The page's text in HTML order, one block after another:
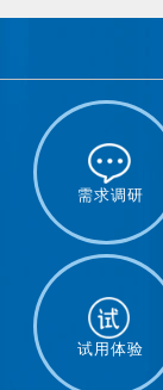
需求调研
试用体验